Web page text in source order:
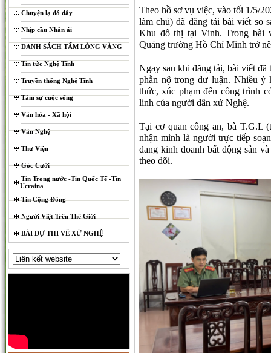
Chuyện lạ đó đây
Nhịp cầu Nhân ái
DANH SÁCH TẤM LÒNG VÀNG
Tin tức Nghệ Tĩnh
Truyền thống Nghệ Tĩnh
Tâm sự cuộc sống
Văn hóa - Xã hội
Văn Nghệ
Thư Viện
Góc Cười
Tin Trong nước -Tin Quốc Tế -Tin
Ucraina
Tin Cộng Đồng
Người Việt Trên Thế Giới
BÀI DỰ THI VỀ XỨ NGHỆ
Theo hồ sơ vụ việc, vào tối 1/5/
làm chủ) đã đăng tải bài viết so
Khu đô thị tại Vinh. Trong bài
Quảng trường Hồ Chí Minh trở
Ngay sau khi đăng tải, bài viết
phẫn nộ trong dư luận. Nhiều ý
thức, xúc phạm đến công trình
linh của người dân xứ Nghệ.
Tại cơ quan công an, bà T.G.L
nhận mình là người trực tiếp
đang kinh doanh bất động sản
theo dõi.